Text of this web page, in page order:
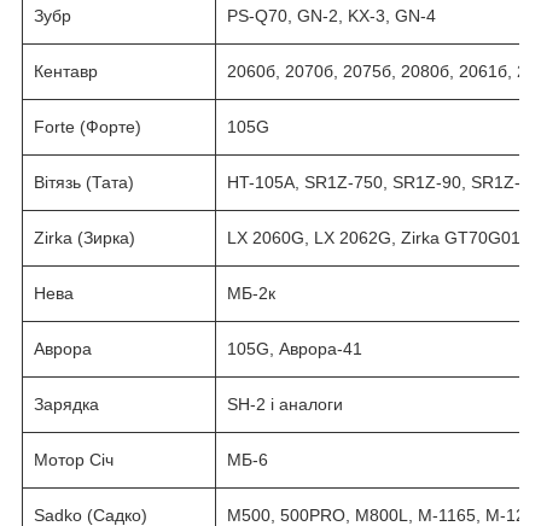
Зубр PS-Q70, GN-2, KX-3, GN-4
Кентавр 2060б, 2070б, 2075б, 2080б, 2061б,
Forte (Форте) 105G
Вітязь (Тата) HT-105A, SR1Z-750, SR1Z-90, SR1Z-
Zirka (Зирка) LX 2060G, LX 2062G, Zirka GT70G01
Нева МБ-2к
Аврора 105G, Аврора-41
Зарядка SH-2 і аналоги
Мотор Січ МБ-6
Sadko (Садко) M500, 500PRO, M800L, M-1165, M-